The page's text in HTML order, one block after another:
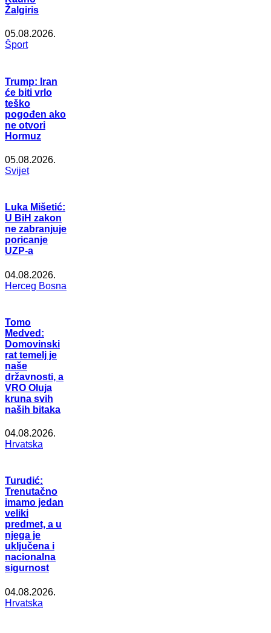
Žalgiris
05.08.2026.
Šport
Trump: Iran
će biti vrlo
teško
pogođen ako
ne otvori
Hormuz
05.08.2026.
Svijet
Luka Mišetić:
U BiH zakon
ne zabranjuje
poricanje
UZP-a
04.08.2026.
Herceg Bosna
Tomo
Medved:
Domovinski
rat temelj je
naše
državnosti, a
VRO Oluja
kruna svih
naših bitaka
04.08.2026.
Hrvatska
Turudić:
Trenutačno
imamo jedan
veliki
predmet, a u
njega je
uključena i
nacionalna
sigurnost
04.08.2026.
Hrvatska